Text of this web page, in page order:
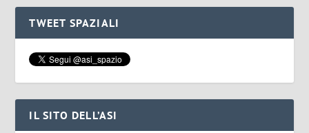
TWEET SPAZIALI
IL SITO DELL’ASI